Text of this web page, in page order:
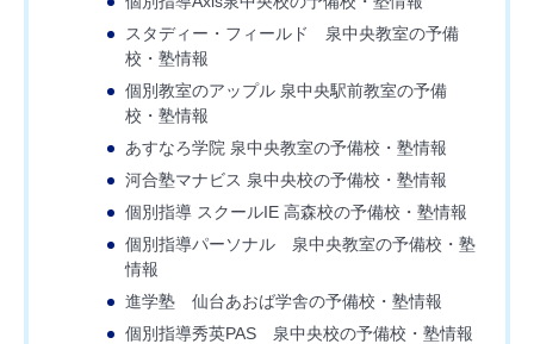
スタディー・フィールド 泉中央教室の予備
校・塾情報
個別教室のアップル 泉中央駅前教室の予備
校・塾情報
あすなろ学院 泉中央教室の予備校・塾情報
河合塾マナビス 泉中央校の予備校・塾情報
個別指導 スクールIE 高森校の予備校・塾情報
個別指導パーソナル 泉中央教室の予備校・塾
情報
進学塾 仙台あおば学舎の予備校・塾情報
個別指導秀英PAS 泉中央校の予備校・塾情報